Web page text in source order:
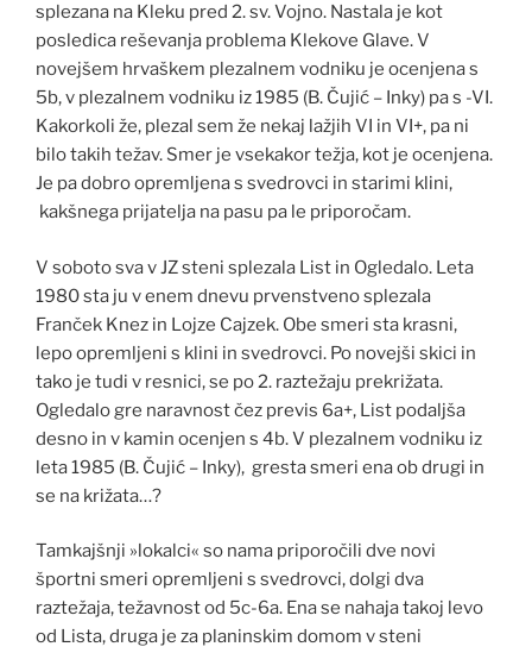
splezana na Kleku pred 2. sv. Vojno. Nastala je kot
posledica reševanja problema Klekove Glave. V
novejšem hrvaškem plezalnem vodniku je ocenjena s
5b, v plezalnem vodniku iz 1985 (B. Čujić – Inky) pa s -VI.
Kakorkoli že, plezal sem že nekaj lažjih VI in VI+, pa ni
bilo takih težav. Smer je vsekakor težja, kot je ocenjena.
Je pa dobro opremljena s svedrovci in starimi klini,
kakšnega prijatelja na pasu pa le priporočam.
V soboto sva v JZ steni splezala List in Ogledalo. Leta
1980 sta ju v enem dnevu prvenstveno splezala
Franček Knez in Lojze Cajzek. Obe smeri sta krasni,
lepo opremljeni s klini in svedrovci. Po novejši skici in
tako je tudi v resnici, se po 2. raztežaju prekrižata.
Ogledalo gre naravnost čez previs 6a+, List podaljša
desno in v kamin ocenjen s 4b. V plezalnem vodniku iz
leta 1985 (B. Čujić – Inky), gresta smeri ena ob drugi in
se na križata…?
Tamkajšnji »lokalci« so nama priporočili dve novi
športni smeri opremljeni s svedrovci, dolgi dva
raztežaja, težavnost od 5c-6a. Ena se nahaja takoj levo
od Lista, druga je za planinskim domom v steni